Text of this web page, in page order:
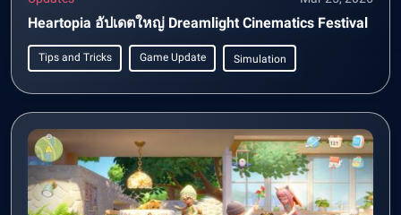
Heartopia อัปเดตใหญ่ Dreamlight Cinematics Festival
Tips and Tricks Game Update Simulation